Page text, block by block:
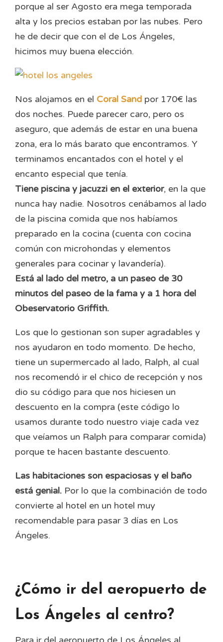
porque al ser Agosto era mega temporada
alta y los precios estaban por las nubes. Pero
he de decir que con el de Los Ángeles,
hicimos muy buena elección.
Nos alojamos en el Coral Sand por 170€ las
dos noches. Puede parecer caro, pero os
aseguro, que además de estar en una buena
zona, era lo más barato que encontramos. Y
terminamos encantados con el hotel y el
encanto especial que tenía.
Tiene piscina y jacuzzi en el exterior, en la que
nunca hay nadie. Nosotros cenábamos al lado
de la piscina comida que nos habíamos
preparado en la cocina (cuenta con cocina
común con microhondas y elementos
generales para cocinar y lavandería).
Está al lado del metro, a un paseo de 30
minutos del paseo de la fama y a 1 hora del
Obeservatorio Griffith.
Los que lo gestionan son super agradables y
nos ayudaron en todo momento. De hecho,
tiene un supermercado al lado, Ralph, al cual
nos recomendó ir el chico de recepción y nos
dio su código para que nos hiciesen un
descuento en la compra (este código lo
usamos durante todo nuestro viaje cada vez
que veíamos un Ralph para comparar comida)
porque te hacen bastante descuento.
Las habitaciones son espaciosas y el baño
está genial. Por lo que la combinación de todo
convierte al hotel en un hotel muy
recomendable para pasar 3 días en Los
Ángeles.
¿Cómo ir del aeropuerto de
Los Ángeles al centro?